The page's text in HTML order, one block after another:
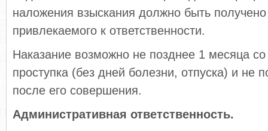
наложения взыскания должно быть
привлекаемого к ответственности.
Наказание возможно не позднее 1 месяца
проступка (без дней болезни, отпуска) и не
после его совершения.
Административная ответственность.